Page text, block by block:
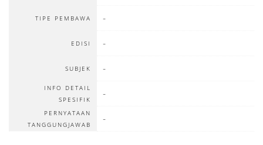
TIPE PEMBAWA -
EDISI -
SUBJEK -
INFO DETAIL
SPESIFIK
-
PERNYATAAN
TANGGUNGJAWAB
-